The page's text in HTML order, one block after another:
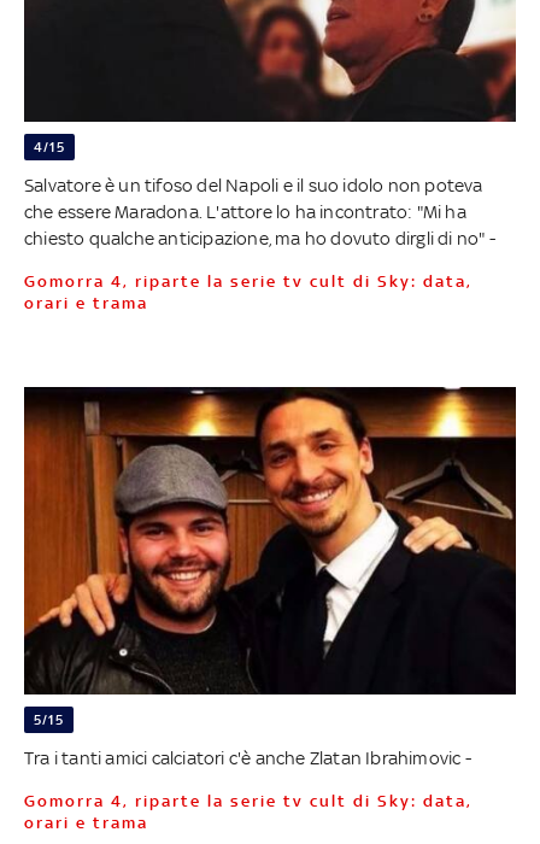
4/15
Salvatore è un tifoso del Napoli e il suo idolo non poteva
che essere Maradona. L'attore lo ha incontrato: "Mi ha
chiesto qualche anticipazione, ma ho dovuto dirgli di no" -
Gomorra 4, riparte la serie tv cult di Sky: data,
orari e trama
5/15
Tra i tanti amici calciatori c'è anche Zlatan Ibrahimovic -
Gomorra 4, riparte la serie tv cult di Sky: data,
orari e trama